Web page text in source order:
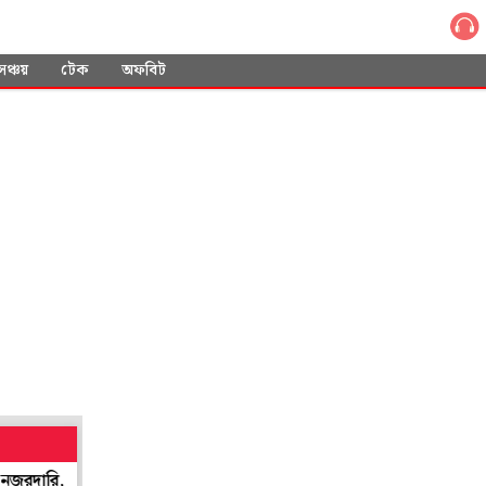
টেক অফবিট